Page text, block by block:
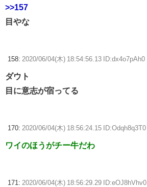
>>157
目やな
158: 2020/06/04(木) 18:54:56.13 ID:dx4o7pAh0
ダウト
目に意志が宿ってる
170: 2020/06/04(木) 18:56:24.15 ID:Odqh8q3T0
ワイのほうがチー牛だわ
171: 2020/06/04(木) 18:56:29.29 ID:eOJ8hVhv0